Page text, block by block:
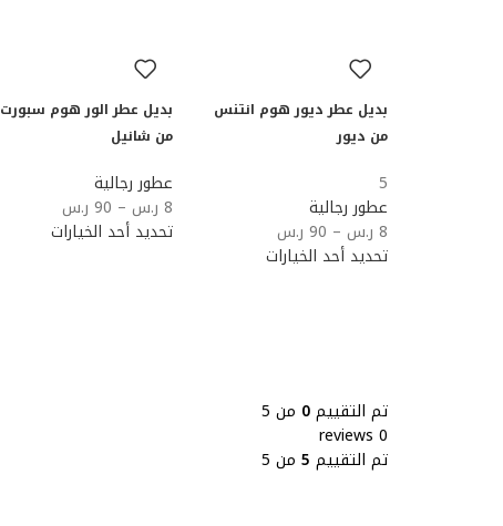
بديل عطر ديور هوم انتنس
من ديور
5
عطور رجالية
8 ر.س –
90 ر.س
تحديد أحد الخيارات
بديل عطر الور هوم سبورت
من شانيل
عطور رجالية
8 ر.س –
90 ر.س
تحديد أحد الخيارات
تم التقييم0 من 5
0 reviews
تم التقييم 5 من 5